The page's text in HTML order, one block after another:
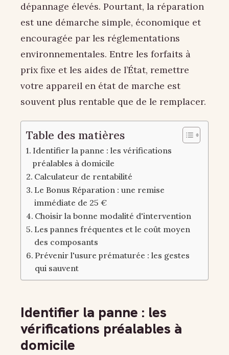
dépannage élevés. Pourtant, la réparation
est une démarche simple, économique et
encouragée par les réglementations
environnementales. Entre les forfaits à
prix fixe et les aides de l’État, remettre
votre appareil en état de marche est
souvent plus rentable que de le remplacer.
Table des matières
Identifier la panne : les vérifications
préalables à domicile
Calculateur de rentabilité
Le Bonus Réparation : une remise
immédiate de 25 €
Choisir la bonne modalité d'intervention
Les pannes fréquentes et le coût moyen
des composants
Prévenir l'usure prématurée : les gestes
qui sauvent
Identifier la panne : les
vérifications préalables à
domicile